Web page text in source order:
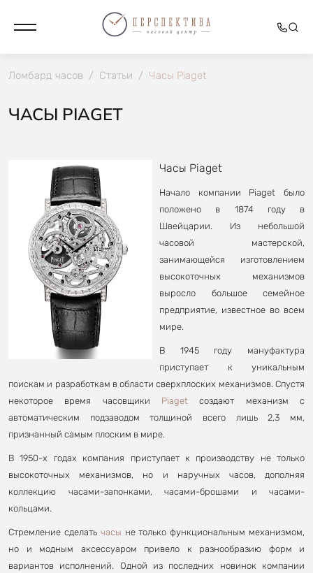
Ломбард часов / Статьи / Часы Piaget
ЧАСЫ PIAGET
Часы Piaget
Начало компании Piaget было
положено в 1874 году в
Швейцарии. Из небольшой
часовой мастерской,
занимающейся изготовлением
высокоточных механизмов
выросло большое семейное
предприятие, известное во всем
мире.
В 1945 году мануфактура
приступает к уникальным
поискам и разработкам в области сверхплоских механизмов. Спустя
некоторое время часовщики Piaget создают механизм с
автоматическим подзаводом толщиной всего лишь 2,3 мм,
признанный самым плоским в мире.
В 1950-х годах компания приступает к производству не только
высокоточных механизмов, но и наручных часов, дополняя
коллекцию часами-запонками, часами-брошами и часами-
кольцами.
Стремление сделать часы не только функциональным механизмом,
но и модным аксессуаром привело к разнообразию форм и
вариантов исполнений. Одной из последних новинок компании